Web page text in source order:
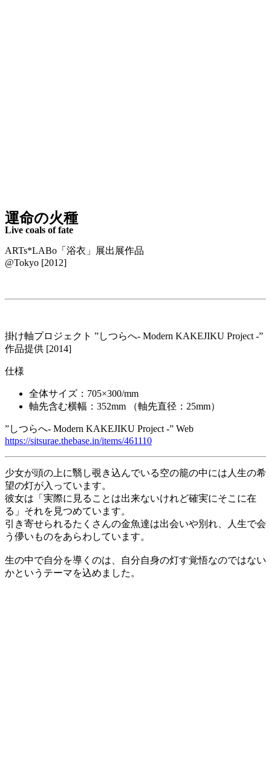
運命の火種
Live coals of fate
ARTs*LABo「浴衣」展出展作品
@Tokyo [2012]
掛け軸プロジェクト ”しつらへ- Modern KAKEJIKU Project -”
作品提供 [2014]
仕様
全体サイズ：705×300/mm
軸先含む横幅：352mm （軸先直径：25mm）
”しつらへ- Modern KAKEJIKU Project -” Web
https://sitsurae.thebase.in/items/461110
少女が頭の上に翳し覗き込んでいる空の籠の中には人生の希
望の灯が入っています。
彼女は「実際に見ることは出来ないけれど確実にそこに在
る」それを見つめています。
引き寄せられるたくさんの金魚達は出会いや別れ、人生で会
う儚いものをあらわしています。
生の中で自分を導くのは、自分自身の灯す覚悟なのではない
かというテーマを込めました。